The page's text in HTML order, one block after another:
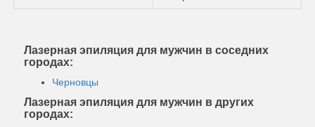
Лазерная эпиляция для мужчин в соседних
городах:
Черновцы
Лазерная эпиляция для мужчин в других
городах: